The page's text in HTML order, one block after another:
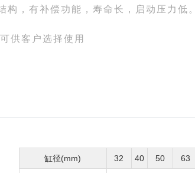
，有补偿功能，寿命长，启动压力低。
供客户选择使用
缸径(mm) 32 40 50 63